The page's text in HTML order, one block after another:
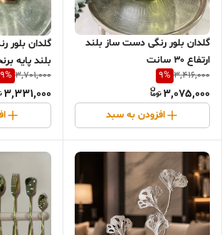
گلدان بلور رنگی دست ساز بلند
ارتفاع ۳۰ سانت
3,416,000
9%
3,075,000
افزودن به سبد
گلدان بلور
بلند پایه برنجی
3,701,000
9%
3,331,000